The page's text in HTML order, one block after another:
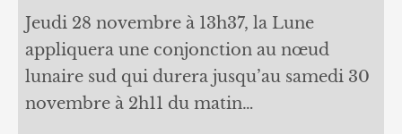
Jeudi 28 novembre à 13h37, la Lune
appliquera une conjonction au nœud
lunaire sud qui durera jusqu’au samedi 30
novembre à 2h11 du matin…